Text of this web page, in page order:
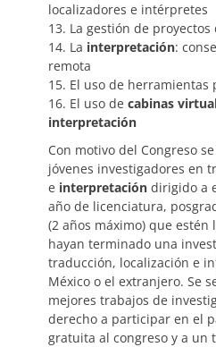
localizadores e intérpretes
13. La gestión de
14. La interpretación:
remota
15. El uso de herramientas
16. El uso de cabinas
interpretación
Con motivo del Congreso
jóvenes investigadores en
e interpretación dirigido a
año de licenciatura,
(2 años máximo) que estén
hayan terminado una
traducción, localización e
México o el extranjero. Se
mejores trabajos de
derecho a participar en el
gratuita al congreso y a un